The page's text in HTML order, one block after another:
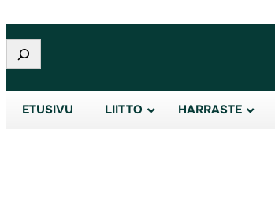
Etsi
ETUSIVU LIITTO HARRASTE